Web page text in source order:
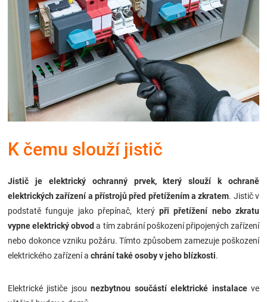
pro
děti
Těhotenské
oblečení
Blog
Hračkářství
Přihlášení
K čemu slouží jistič
Jistič je elektrický ochranný prvek, který slouží k ochraně
elektrických zařízení a přístrojů před přetížením a zkratem. Jistič v
podstatě funguje jako přepínač, který při přetížení nebo zkratu
vypne elektrický obvod a tím zabrání poškození připojených zařízení
nebo dokonce vzniku požáru. Tímto způsobem zamezuje poškození
elektrického zařízení a chrání také osoby v jeho blízkosti.
Elektrické jističe jsou nezbytnou součástí elektrické instalaceve